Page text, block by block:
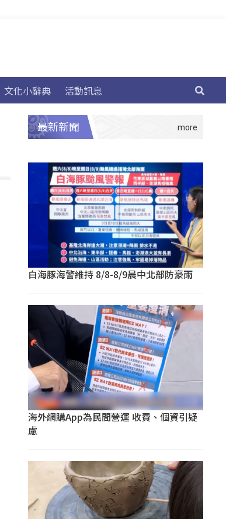
文化小辭典 活動訊息
最新新聞
白海豚海警維持 8/8-8/9晨中北部防豪雨
海外網購App為民間營運 收費、個資引疑
慮